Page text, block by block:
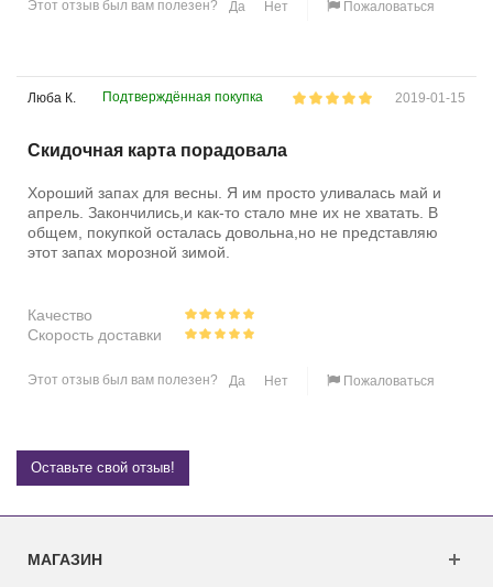
Этот отзыв был вам полезен? Да Нет Пожаловаться
Люба К. Подтверждённая покупка 2019-01-15
Скидочная карта порадовала
Хороший запах для весны. Я им просто уливалась май и
апрель. Закончились,и как-то стало мне их не хватать. В
общем, покупкой осталась довольна,но не представляю
этот запах морозной зимой.
Качество
Скорость доставки
Этот отзыв был вам полезен? Да Нет Пожаловаться
Оставьте свой отзыв!
МАГАЗИН